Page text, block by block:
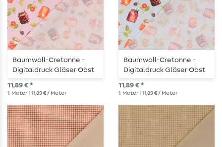
Baumwoll-Cretonne -
Digitaldruck Gläser Obst
Und Gemüse Flieder
11,89 € *
1 Meter | 11,89 € / Meter
Baumwoll-Cretonne -
Digitaldruck Gläser Obst
Und Gemüse Hellblau
11,89 € *
1 Meter | 11,89 € / Meter